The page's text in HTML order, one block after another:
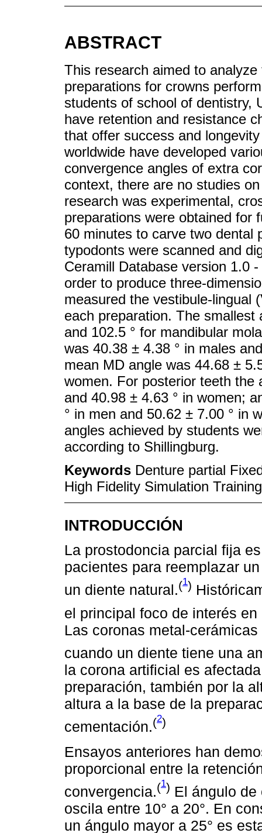
ABSTRACT
This research aimed to
preparations for crowns
students of school of dentistry,
have retention and resistance
that offer success and
worldwide have developed
convergence angles of extra
context, there are no studies
research was experimental,
preparations were obtained for
60 minutes to carve two dental
typodonts were scanned and
Ceramill Database version 1.0
order to produce three-
measured the vestibule-lingual
each preparation. The smallest
and 102.5 ° for mandibular
was 40.38 ± 4.38 ° in males
mean MD angle was 44.68 ±
women. For posterior teeth the
and 40.98 ± 4.63 ° in women;
° in men and 50.62 ± 7.00 ° in
angles achieved by students
according to Shillingburg.
Keywords Denture partial
High Fidelity Simulation Training
INTRODUCCIÓN
La prostodoncia parcial fija
pacientes para reemplazar
un diente natural.(1)
el principal foco de interés
Las coronas metal-
cuando un diente tiene una
la corona artificial es
preparación, también por la
altura a la base de la
cementación.(2)
Ensayos anteriores han
proporcional entre la
convergencia.(1) El ángulo
oscila entre 10° a 20°. En
un ángulo mayor a 25° es